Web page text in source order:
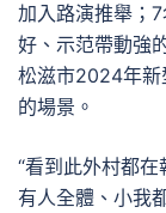
加入路演推舉；
好、示范帶動強
松滋市2024年新
的場景。
“看到此外村都
有人全體、小我